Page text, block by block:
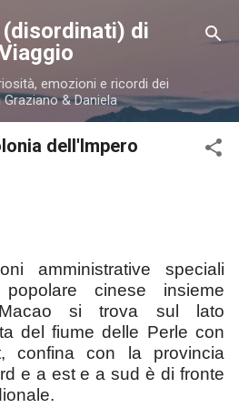
contenuti principali
di
emozioni e ricordi dei
Graziano & Daniela
dell'Impero
amministrative speciali
popolare cinese
insieme
si trova sul lato
del fiume delle Perle con
confina con la provincia
e a est e a sud è di fronte